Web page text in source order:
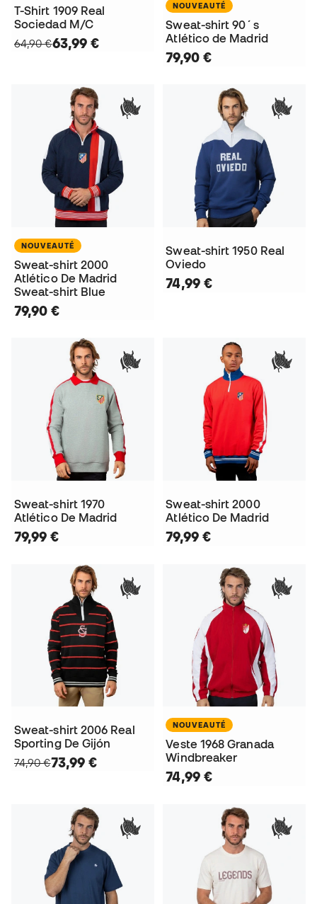
T-Shirt 1909 Real
Sociedad M/C
64,90 €63,99 €
NOUVEAUTÉ
Sweat-shirt 90´s
Atlético de Madrid
79,90 €
NOUVEAUTÉ
Sweat-shirt 2000
Atlético De Madrid
Sweat-shirt Blue
79,90 €
Sweat-shirt 1950 Real
Oviedo
74,99 €
Sweat-shirt 1970
Atlético De Madrid
79,99 €
Sweat-shirt 2000
Atlético De Madrid
79,99 €
Sweat-shirt 2006 Real
Sporting De Gijón
74,90 €73,99 €
NOUVEAUTÉ
Veste 1968 Granada
Windbreaker
74,99 €